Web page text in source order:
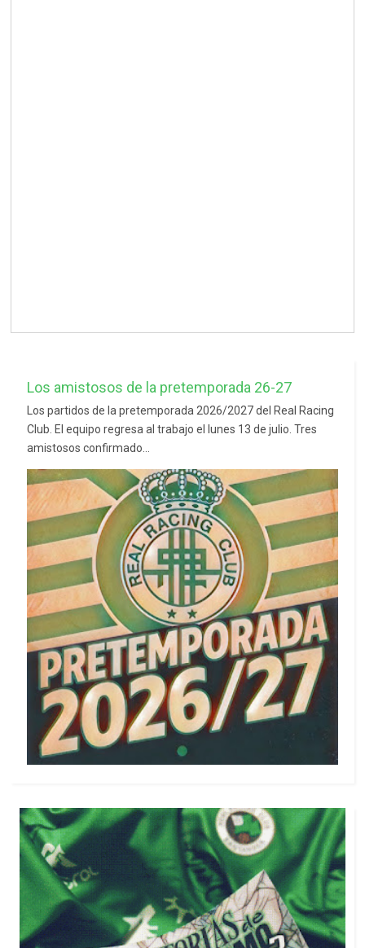
Los amistosos de la pretemporada 26-27
Los partidos de la pretemporada 2026/2027 del Real Racing
Club. El equipo regresa al trabajo el lunes 13 de julio. Tres
amistosos confirmado...